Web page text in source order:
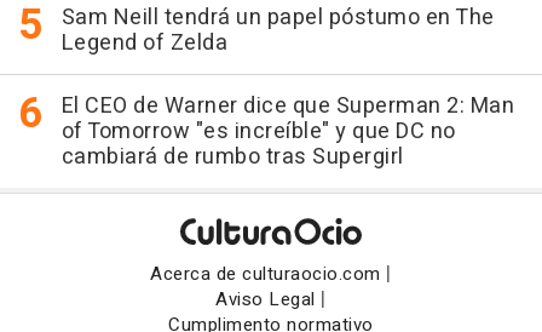
Sam Neill tendrá un papel póstumo en The
Legend of Zelda
El CEO de Warner dice que Superman 2: Man
of Tomorrow "es increíble" y que DC no
cambiará de rumbo tras Supergirl
Acerca de culturaocio.com |
Aviso Legal |
Cumplimento normativo